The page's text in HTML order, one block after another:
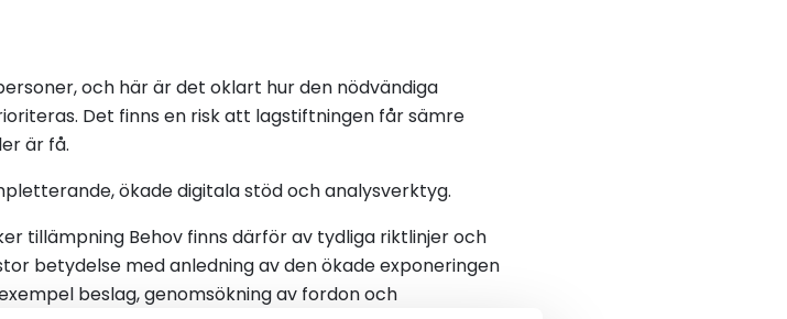
och här är det oklart hur den nödvändiga
Det finns en risk att lagstiftningen får sämre
är få.
ökade digitala stöd och analysverktyg.
tillämpning Behov finns därför av tydliga riktlinjer och
betydelse med anledning av den ökade exponeringen
beslag, genomsökning av fordon och